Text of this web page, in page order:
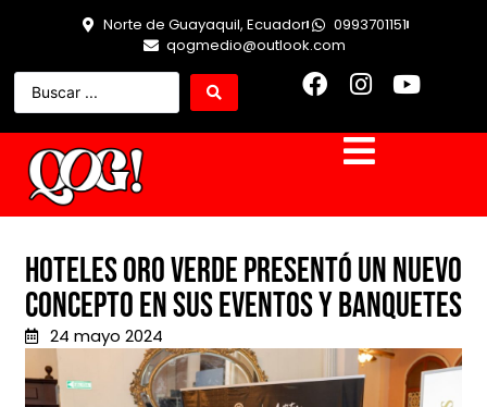
Norte de Guayaquil, Ecuador
0993701151
qogmedio@outlook.com
Hoteles Oro Verde presentó un nuevo
concepto en sus Eventos y Banquetes
24 mayo 2024